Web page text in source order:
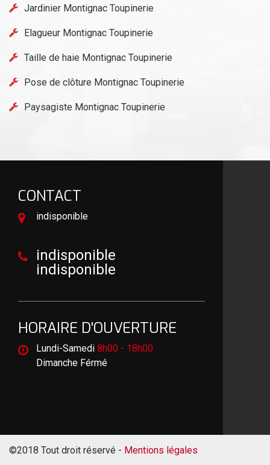
Jardinier Montignac Toupinerie
Elagueur Montignac Toupinerie
Taille de haie Montignac Toupinerie
Pose de clôture Montignac Toupinerie
Paysagiste Montignac Toupinerie
CONTACT
indisponible
indisponible
indisponible
HORAIRE D'OUVERTURE
Lundi-Samedi 8h00 - 18h00
Dimanche Férmé
©2018 Tout droit réservé - Mentions légales